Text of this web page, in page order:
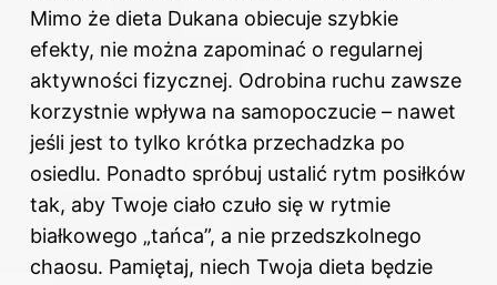
Mimo że dieta Dukana obiecuje szybkie
efekty, nie można zapominać o regularnej
aktywności fizycznej. Odrobina ruchu zawsze
korzystnie wpływa na samopoczucie – nawet
jeśli jest to tylko krótka przechadzka po
osiedlu. Ponadto spróbuj ustalić rytm posiłków
tak, aby Twoje ciało czuło się w rytmie
białkowego „tańca”, a nie przedszkolnego
chaosu. Pamiętaj, niech Twoja dieta będzie